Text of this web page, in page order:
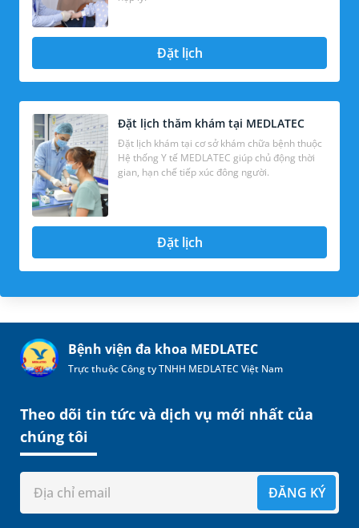
Đặt lịch
Đặt lịch thăm khám tại MEDLATEC
Đặt lịch khám tại cơ sở khám chữa bệnh thuộc
Hệ thống Y tế MEDLATEC giúp chủ động thời
gian, hạn chế tiếp xúc đông người.
Đặt lịch
Bệnh viện đa khoa MEDLATEC
Trực thuộc Công ty TNHH MEDLATEC Việt Nam
Theo dõi tin tức và dịch vụ mới nhất của
chúng tôi
ĐĂNG KÝ